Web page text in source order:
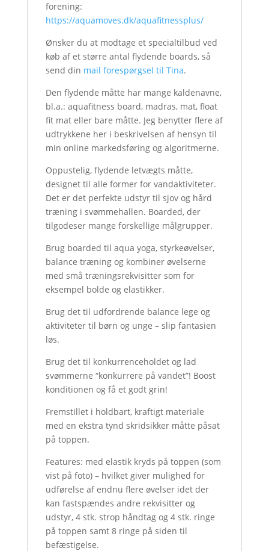
forening:
https://aquamoves.dk/aquafitnessplus/
Ønsker du at modtage et specialtilbud ved
køb af et større antal flydende boards, så
send din mail forespørgsel til Tina.
Den flydende måtte har mange kaldenavne,
bl.a.: aquafitness board, madras, mat, float
fit mat eller bare måtte. Jeg benytter flere af
udtrykkene her i beskrivelsen af hensyn til
min online markedsføring og algoritmerne.
Oppustelig, flydende letvægts måtte,
designet til alle former for vandaktiviteter.
Det er det perfekte udstyr til sjov og hård
træning i svømmehallen. Boarded, der
tilgodeser mange forskellige målgrupper.
Brug boarded til aqua yoga, styrkeøvelser,
balance træning og kombiner øvelserne
med små træningsrekvisitter som for
eksempel bolde og elastikker.
Brug det til udfordrende balance lege og
aktiviteter til børn og unge – slip fantasien
løs.
Brug det til konkurrenceholdet og lad
svømmerne “konkurrere på vandet”! Boost
konditionen og få et godt grin!
Fremstillet i holdbart, kraftigt materiale
med en ekstra tynd skridsikker måtte påsat
på toppen.
Features: med elastik kryds på toppen (som
vist på foto) – hvilket giver mulighed for
udførelse af endnu flere øvelser idet der
kan fastspændes andre rekvisitter og
udstyr, 4 stk. strop håndtag og 4 stk. ringe
på toppen samt 8 ringe på siden til
befæstigelse.